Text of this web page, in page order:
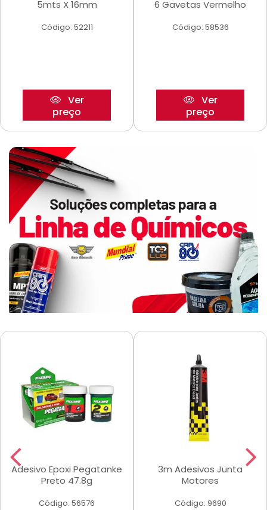
5mts X 16mm
Código: 52211
Ver
preço
6 Gavetas Vermelho
Código: 58536
Ver
preço
Adesivo Epoxi Pegatanke
Preto 47.8g
Código: 56576
3m Adesivos Junta
Motores
Código: 9690